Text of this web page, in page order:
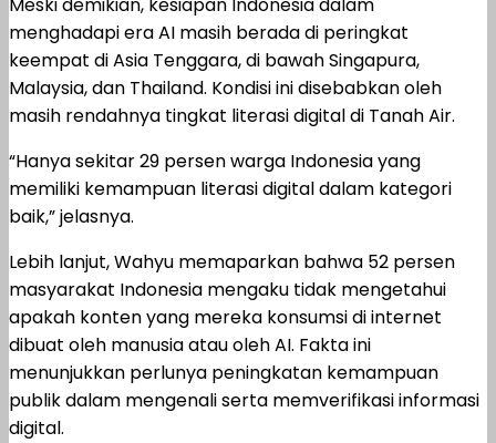
Meski demikian, kesiapan Indonesia dalam
menghadapi era AI masih berada di peringkat
keempat di Asia Tenggara, di bawah Singapura,
Malaysia, dan Thailand. Kondisi ini disebabkan oleh
masih rendahnya tingkat literasi digital di Tanah Air.
“Hanya sekitar 29 persen warga Indonesia yang
memiliki kemampuan literasi digital dalam kategori
baik,” jelasnya.
Lebih lanjut, Wahyu memaparkan bahwa 52 persen
masyarakat Indonesia mengaku tidak mengetahui
apakah konten yang mereka konsumsi di internet
dibuat oleh manusia atau oleh AI. Fakta ini
menunjukkan perlunya peningkatan kemampuan
publik dalam mengenali serta memverifikasi informasi
digital.